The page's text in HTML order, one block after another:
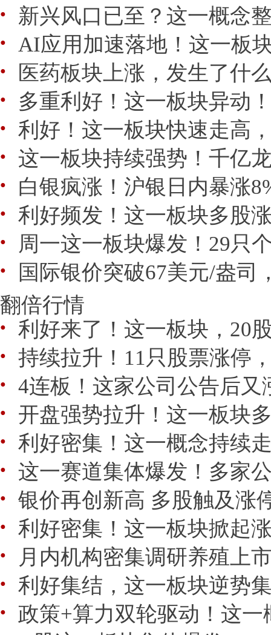
● 新兴风口已至？这一概念
● AI应用加速落地！这一板
● 医药板块上涨，发生了什
● 多重利好！这一板块异动
● 利好！这一板块快速走高
● 这一板块持续强势！千亿
● 白银疯涨！沪银日内暴涨
● 利好频发！这一板块多股
● 周一这一板块爆发！29只
● 国际银价突破67美元/盎司
翻倍行情
● 利好来了！这一板块，20
● 持续拉升！11只股票涨停
● 4连板！这家公司公告后又
● 开盘强势拉升！这一板块
● 利好密集！这一概念持续
● 这一赛道集体爆发！多家
● 银价再创新高 多股触及涨
● 利好密集！这一板块掀起
● 月内机构密集调研养殖上
● 利好集结，这一板块逆势
●
政策+算力双轮驱动！这